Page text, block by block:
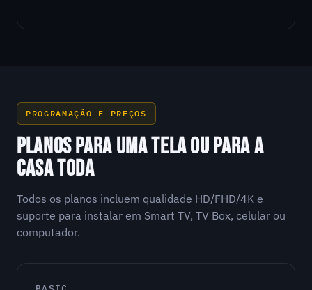
PROGRAMAÇÃO E PREÇOS
PLANOS PARA UMA TELA OU PARA A
CASA TODA
Todos os planos incluem qualidade HD/FHD/4K e
suporte para instalar em Smart TV, TV Box, celular ou
computador.